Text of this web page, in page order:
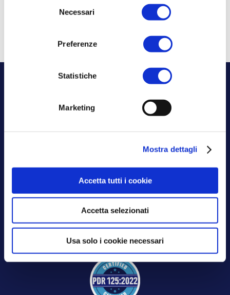
Necessari
Preferenze
Statistiche
Marketing
Mostra dettagli
Accetta tutti i cookie
Accetta selezionati
Usa solo i cookie necessari
Opportunità con la Certificazione UNI/PdR
125:2022
Luglio 8, 2025
ISO 27001:2022